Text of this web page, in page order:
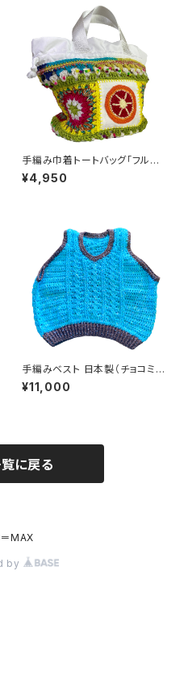
手編み巾着トートバッグ「フルー
ツ」グラニースクエア ハンドメイ
ド
¥4,950
手編みベスト 日本製（チョコミン
ト）
¥11,000
に戻る
MAX
by